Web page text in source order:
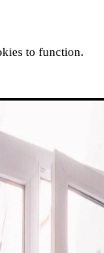
& LUISTER
to function.